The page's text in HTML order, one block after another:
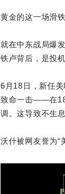
黄金的这一场滑
就在中东战局爆
铁卢背后，是投
6月18日，新任
致命一击——在18
调。这导致不生
沃什被网友誉为“